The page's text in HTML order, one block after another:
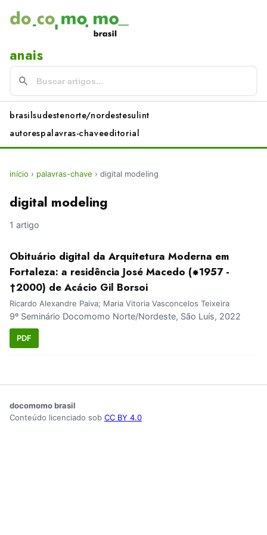
anais
brasilsudestenorte/nordestesulint
autorespalavras-chaveeditorial
início › palavras-chave › digital modeling
digital modeling
1 artigo
Obituário digital da Arquitetura Moderna em
Fortaleza: a residência José Macedo (⁕1957 -
†2000) de Acácio Gil Borsoi
Ricardo Alexandre Paiva; Maria Vitoria Vasconcelos Teixeira
9º Seminário Docomomo Norte/Nordeste, São Luís, 2022
PDF
docomomo brasil
Conteúdo licenciado sob CC BY 4.0